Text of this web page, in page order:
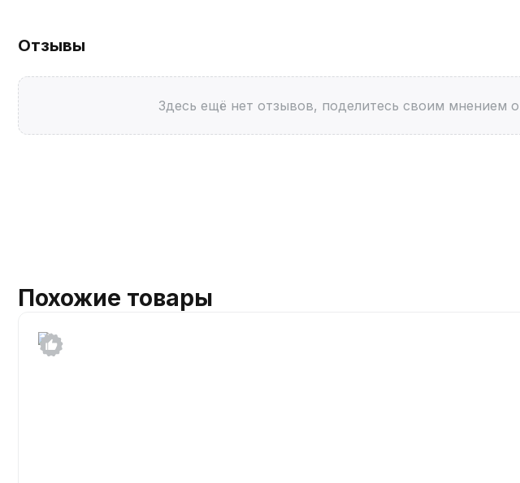
Отзывы
Здесь ещё нет отзывов, поделитесь своим мнением
Похожие товары